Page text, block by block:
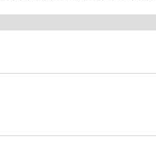
naturel, confortable et
un pinceau biseauté,